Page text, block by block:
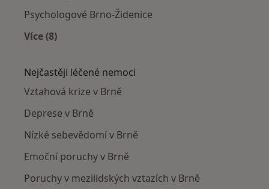
Psychologové Brno-Židenice
Více (8)
Nejčastěji léčené nemoci
Vztahová krize v Brně
Deprese v Brně
Nízké sebevědomí v Brně
Emoční poruchy v Brně
Poruchy v mezilidských vztazích v Brně